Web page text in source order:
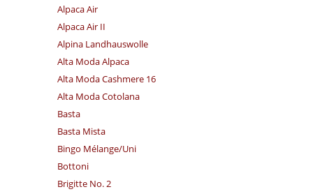
Alpaca Air
Alpaca Air II
Alpina Landhauswolle
Alta Moda Alpaca
Alta Moda Cashmere 16
Alta Moda Cotolana
Basta
Basta Mista
Bingo Mélange/​Uni
Bottoni
Brigitte No. 2